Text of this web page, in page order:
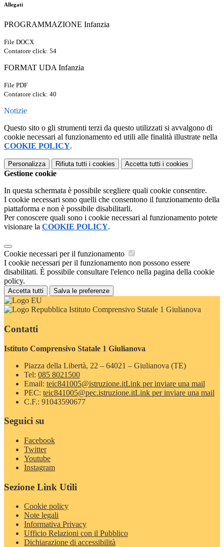
Allegati
PROGRAMMAZIONE Infanzia
File DOCX
Contatore click: 54
FORMAT UDA Infanzia
File PDF
Contatore click: 40
Notizie
Questo sito o gli strumenti terzi da questo utilizzati si avvalgono di
cookie necessari al funzionamento ed utili alle finalità illustrate nella
COOKIE POLICY.
Personalizza Rifiuta tutti i cookies Accetta tutti i cookies
Gestione cookie
In questa schermata è possibile scegliere quali cookie consentire.
I cookie necessari sono quelli che consentono il funzionamento della
piattaforma e non è possibile disabilitarli.
Per conoscere quali sono i cookie necessari al funzionamento potete
visionare la COOKIE POLICY.
Cookie necessari per il funzionamento
I cookie necessari per il funzionamento non possono essere
disabilitati. È possibile consultare l'elenco nella pagina della cookie
policy.
Accetta tutti Salva le preferenze
Istituto Comprensivo Statale 1 Giulianova
Contatti
Istituto Comprensivo Statale 1 Giulianova
Piazza della Libertà, 22 – 64021 – Giulianova (TE)
Tel: 085 8021500
Email: teic841005@istruzione.itLink per inviare una mail
PEC: teic841005@pec.istruzione.itLink per inviare una mail
C.F.: 91043590677
Seguici su
Facebook
Twitter
Youtube
Instagram
Sezione Link Utili
Cookie policy
Note legali
Informativa Privacy
Ufficio Relazioni con il Pubblico
Dichiarazione di accessibilità